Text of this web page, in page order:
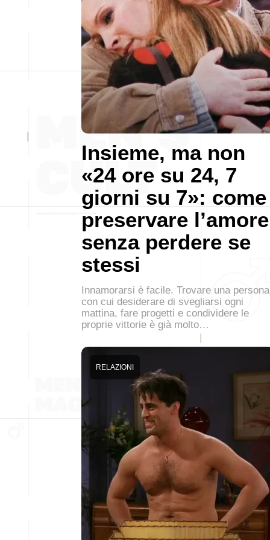
Insieme, ma non
«24 ore su 24, 7
giorni su 7»: come
preservare l’amore
senza perdere se
stessi
Innamorarsi è facile. Trovare una persona
con cui desiderare di svegliarsi ogni
mattina, fare progetti e condividere le
proprie vittorie è già molto…
RELAZIONI